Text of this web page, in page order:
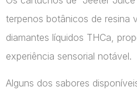
terpenos botânicos de resina
diamantes líquidos THCa,
experiência sensorial notável.
Alguns dos sabores